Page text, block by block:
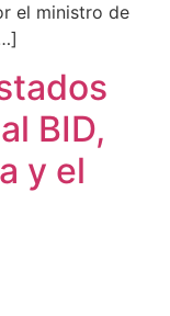
el ministro de
BID,
y el